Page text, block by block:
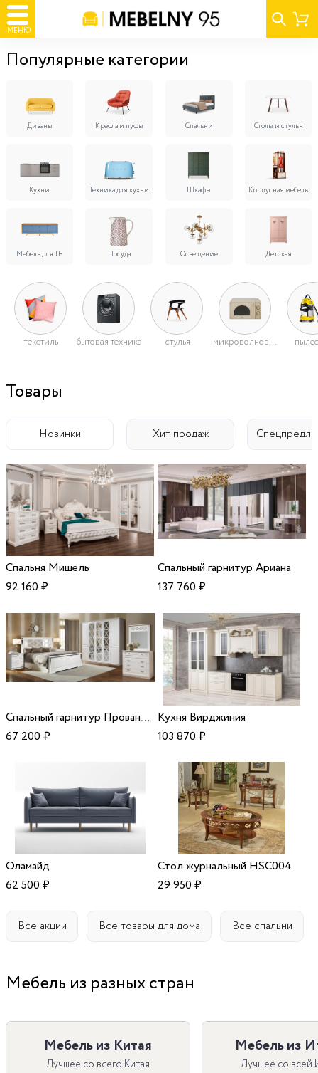
МЕНЮ
Популярные категории
Диваны Кресла и пуфы Спальни Столы и стулья
Кухни Техника для кухни Шкафы Корпусная мебель
Мебель для ТВ Посуда Освещение Детская
текстиль бытовая техника стулья микроволновые печи
Товары
Новинки Хит продаж
Спальня Мишель
92 160 ₽
Спальный гарнитур Ариана
137 760 ₽
Спальный гарнитур Прованс-5
67 200 ₽
Кухня Вирджиния
103 870 ₽
Оламайд
62 500 ₽
Стол журнальный HSC004
29 950 ₽
Все акции Все товары для дома Все спальни
Мебель из разных стран
Мебель из Китая
Лучшее со всего Китая
Мебель из
Лучшее со всей